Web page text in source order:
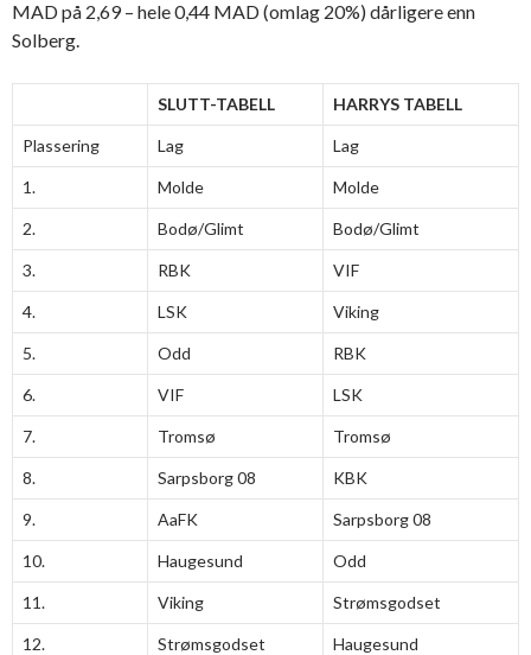
MAD på 2,69 – hele 0,44 MAD (omlag 20%) dårligere enn
Solberg.
SLUTT-TABELL HARRYS TABELL
Plassering Lag Lag
1. Molde Molde
2. Bodø/Glimt Bodø/Glimt
3. RBK VIF
4. LSK Viking
5. Odd RBK
6. VIF LSK
7. Tromsø Tromsø
8. Sarpsborg 08 KBK
9. AaFK Sarpsborg 08
10. Haugesund Odd
11. Viking Strømsgodset
12. Strømsgodset Haugesund